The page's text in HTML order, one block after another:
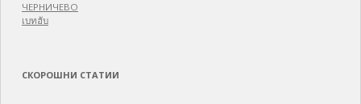
ЧЕРНИЧЕВО
เบทฮับ
СКОРОШНИ СТАТИИ